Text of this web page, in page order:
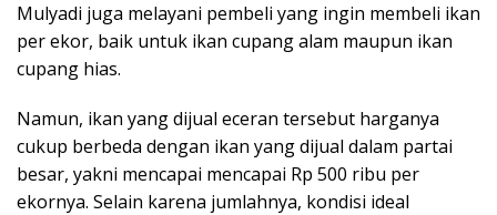
Mulyadi juga melayani pembeli yang ingin membeli ikan
per ekor, baik untuk ikan cupang alam maupun ikan
cupang hias.
Namun, ikan yang dijual eceran tersebut harganya
cukup berbeda dengan ikan yang dijual dalam partai
besar, yakni mencapai mencapai Rp 500 ribu per
ekornya. Selain karena jumlahnya, kondisi ideal